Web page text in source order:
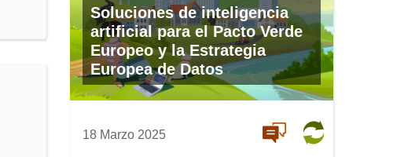
Soluciones de inteligencia
artificial para el Pacto Verde
Europeo y la Estrategia
Europea de Datos
18 Marzo 2025